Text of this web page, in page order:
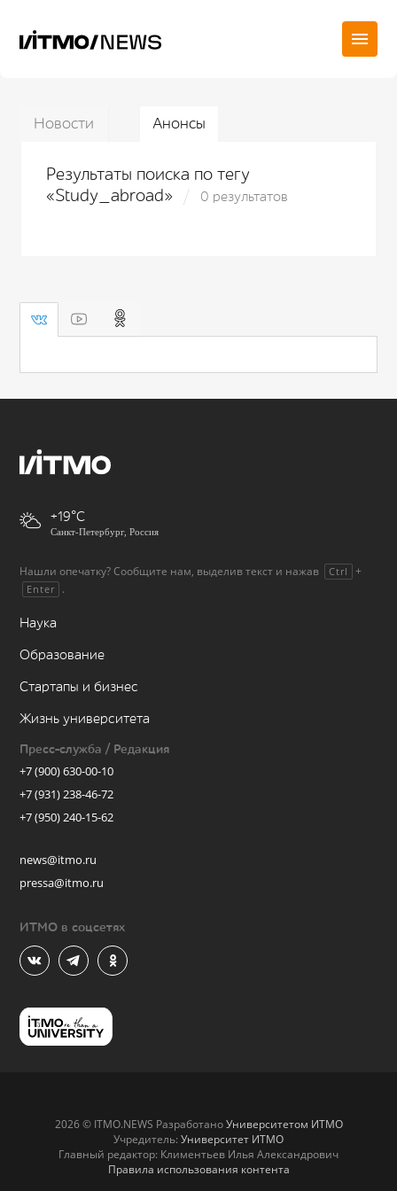
Новости Анонсы
Результаты поиска по тегу
«Study_abroad»
0 результатов
+19
Санкт-Петербург, Россия
Нашли опечатку? Сообщите нам, выделив текст и нажав Ctrl +
Enter .
Наука
Образование
Стартапы и бизнес
Жизнь университета
Пресс-служба / Редакция
+7 (900) 630-00-10
+7 (931) 238-46-72
+7 (950) 240-15-62
news@itmo.ru
pressa@itmo.ru
ИТМО в соцсетях
2026 © ITMO.NEWS РазработаноУниверситетом ИТМО
Учредитель: Университет ИТМО
Главный редактор: Климентьев Илья Александрович
Правила использования контента